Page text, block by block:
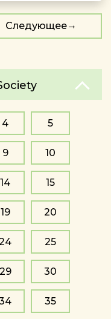
Следующее
4 5
9 10
14 15
19 20
25
29 30
35